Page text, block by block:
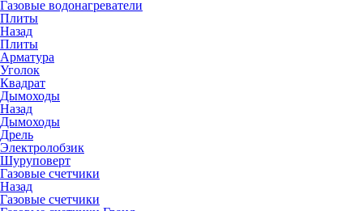
Газовые водонагреватели
Плиты
Назад
Плиты
Арматура
Уголок
Квадрат
Дымоходы
Назад
Дымоходы
Дрель
Электролобзик
Шуруповерт
Газовые счетчики
Назад
Газовые счетчики